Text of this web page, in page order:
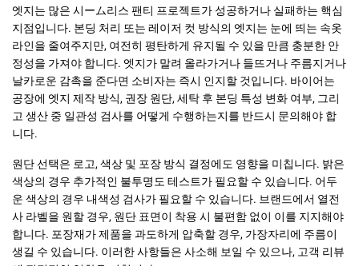
엣지는 많은 시ーム리스 팬티 프로젝트가 성공하거나 실패하는 핵심
지점입니다. 본딩 처리 또는 레이저 컷 방식의 엣지는 눈에 띄는 속옷
라인을 줄여주지만, 여전히 평탄하게 유지될 수 있을 만큼 충분한 안
정성을 가져야 합니다. 엣지가 말려 올라가거나 들뜨거나 주름지거나
날카로운 감촉을 준다면 소비자는 즉시 인지할 것입니다. 바이어는
공장에 엣지 제작 방식, 권장 원단, 세탁 후 본딩 특성 변화 여부, 그리
고 생산 중 일관성 검사를 어떻게 수행하는지를 반드시 문의해야 합
니다.
원단 선택은 로고, 색상 및 포장 방식 결정에도 영향을 미칩니다. 밝은
색상의 경우 추가적인 불투명도 테스트가 필요할 수 있습니다. 어두
운 색상의 경우 내색성 검사가 필요할 수 있습니다. 브랜드에서 열전
사 라벨을 원할 경우, 원단 표면이 착용 시 불편함 없이 이를 지지해야
합니다. 포장재가 제품을 과도하게 압축할 경우, 가장자리에 주름이
생길 수 있습니다. 이러한 사항들은 사소해 보일 수 있으나, 고객 리뷰